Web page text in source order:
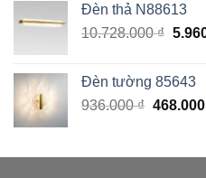
Đèn thả N88613
10.728.000₫ Giá
Đèn tường 85643
936.000₫ Giá
936.000
468.000